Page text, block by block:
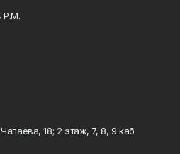
Р.М.
18; 2 этаж, 7, 8, 9 каб